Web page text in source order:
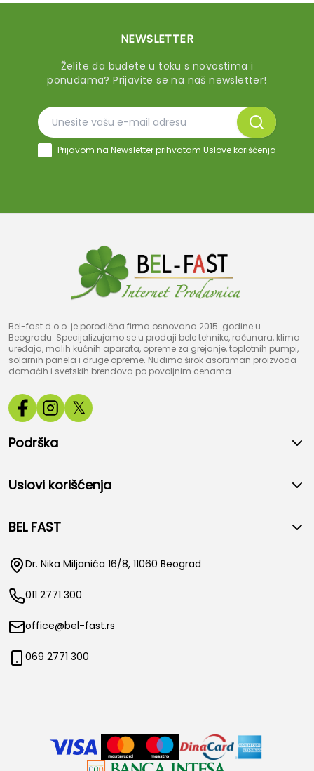
NEWSLETTER
Želite da budete u toku s novostima i
ponudama? Prijavite se na naš newsletter!
Prijavom na Newsletter prihvatam Uslove korišćenja
Bel-fast d.o.o. je porodična firma osnovana 2015. godine u
Beogradu. Specijalizujemo se u prodaji bele tehnike, računara, klima
uređaja, malih kućnih aparata, opreme za grejanje, toplotnih pumpi,
solarnih panela i druge opreme. Nudimo širok asortiman proizvoda
domaćih i svetskih brendova po povoljnim cenama.
𝕏
Podrška
Uslovi korišćenja
BEL FAST
Dr. Nika Miljanića 16/8, 11060 Beograd
011 2771 300
office@bel-fast.rs
069 2771 300